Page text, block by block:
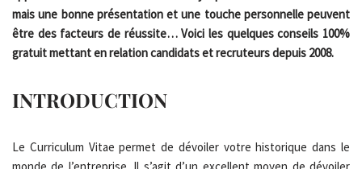
mais une bonne présentation et une touche personnelle peuvent
être des facteurs de réussite… Voici les quelques conseils 100%
gratuit mettant en relation candidats et recruteurs depuis 2008.
INTRODUCTION
Le Curriculum Vitae permet de dévoiler votre historique dans le
monde de l’entreprise. Il s’agit d’un excellent moyen de dévoiler